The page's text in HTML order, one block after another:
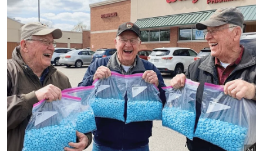
Artikel Disyorkan
Covid-19
Varian Covid-19 KP.3.1.1
dominan di AS ketika jangkitan
terus meningkat